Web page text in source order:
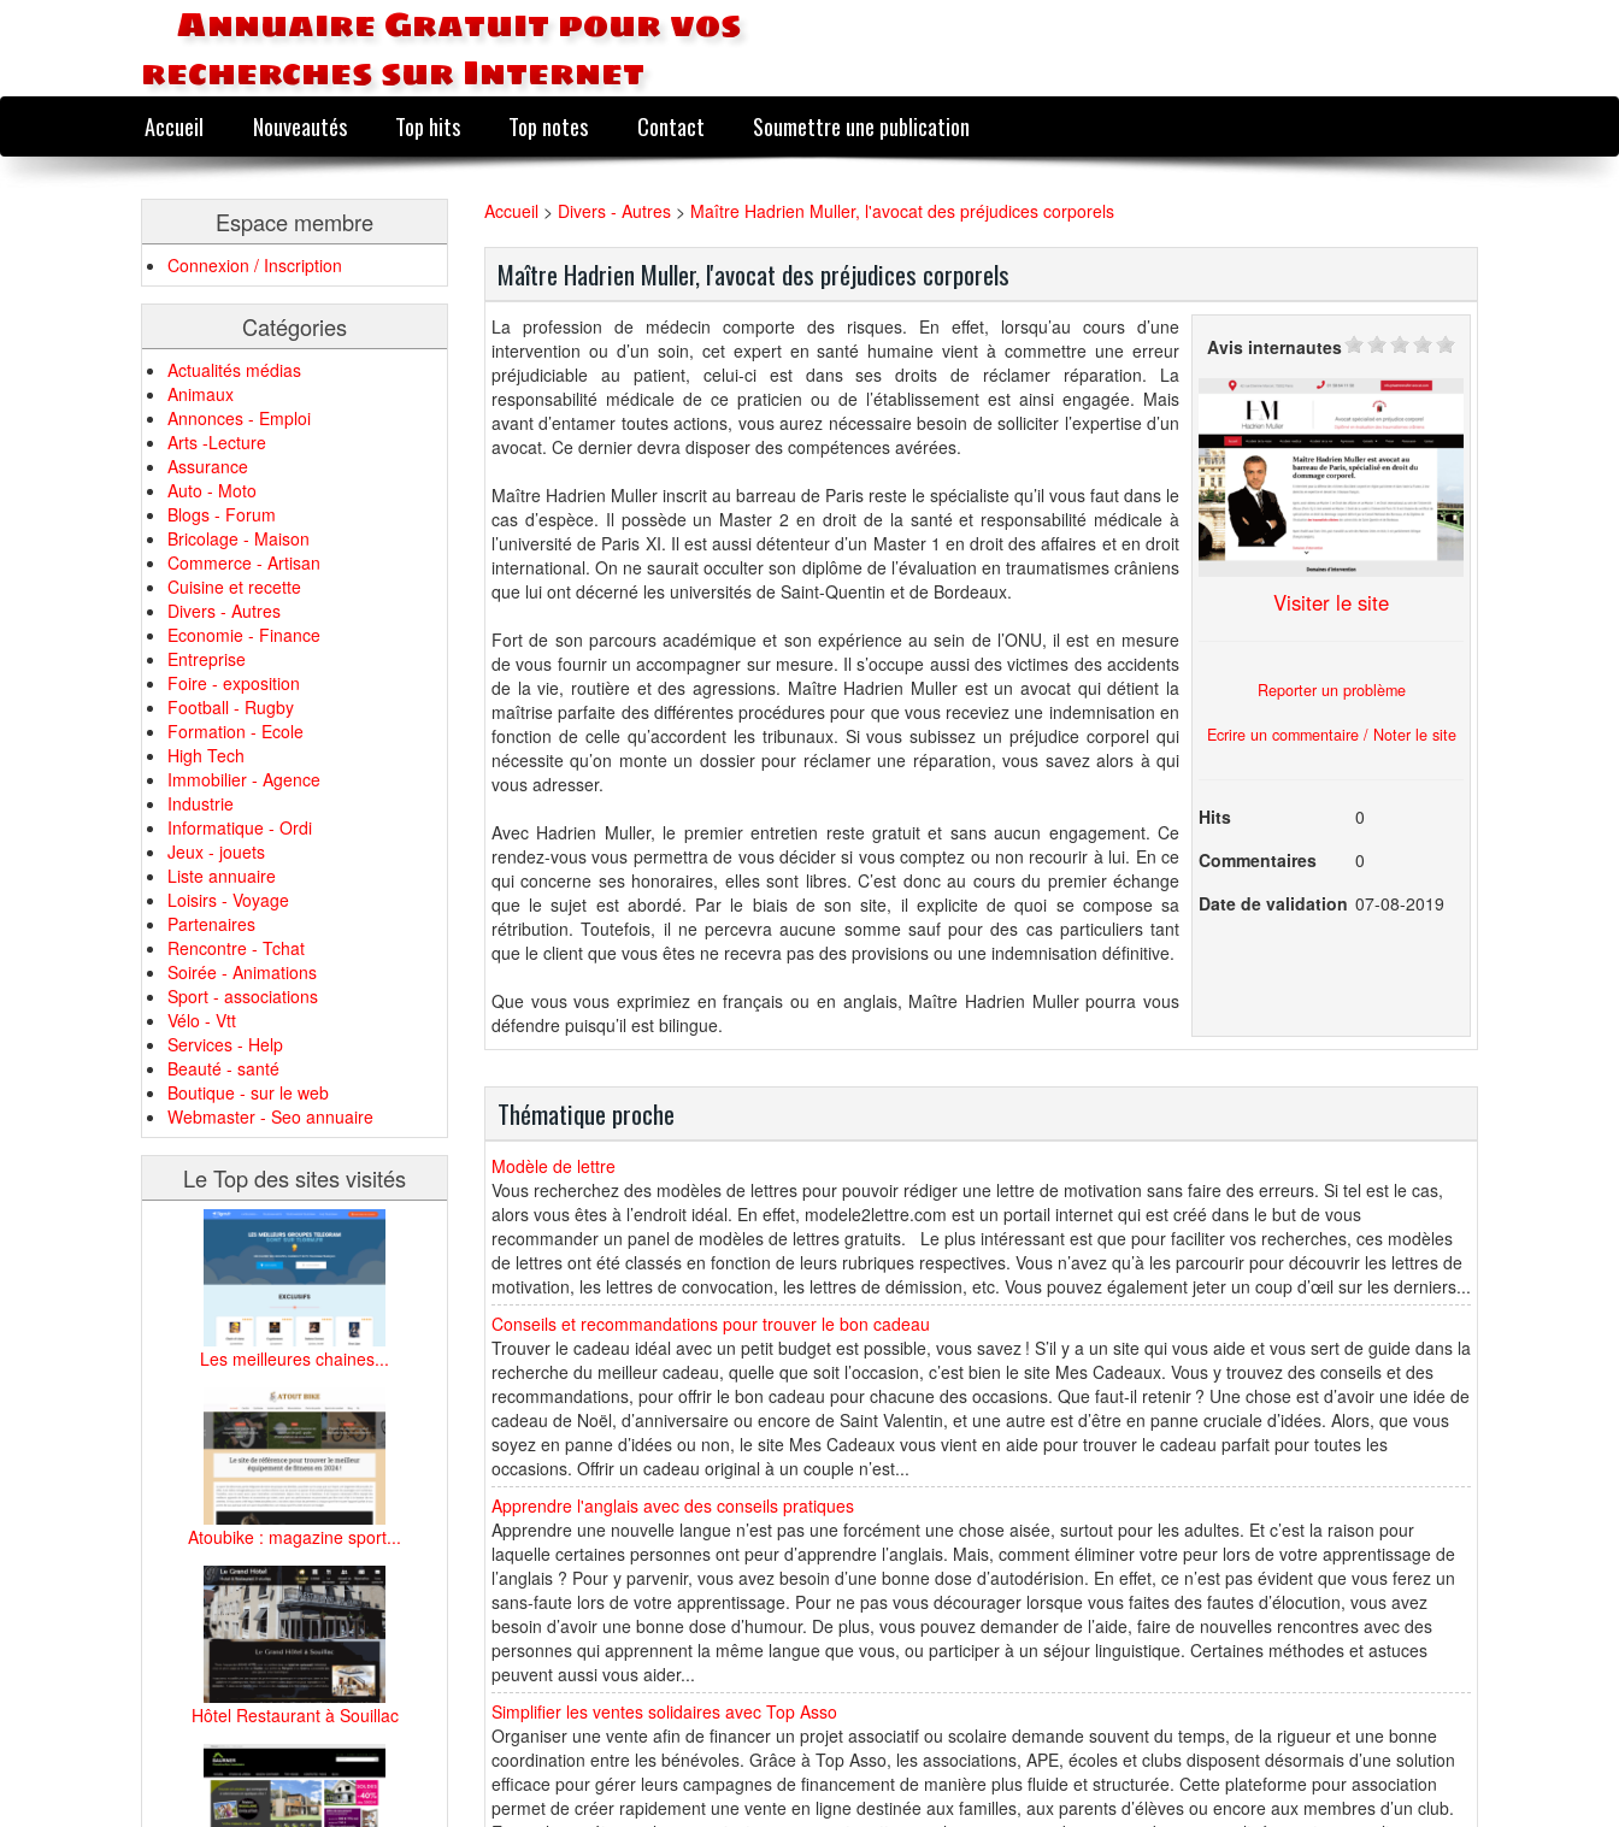
Annuaire Gratuit pour vos
recherches sur Internet
Accueil Nouveautés Top hits Top notes Contact Soumettre une publication
Espace membre
Connexion / Inscription
Catégories
Actualités médias
Animaux
Annonces - Emploi
Arts -Lecture
Assurance
Auto - Moto
Blogs - Forum
Bricolage - Maison
Commerce - Artisan
Cuisine et recette
Divers - Autres
Economie - Finance
Entreprise
Foire - exposition
Football - Rugby
Formation - Ecole
High Tech
Immobilier - Agence
Industrie
Informatique - Ordi
Jeux - jouets
Liste annuaire
Loisirs - Voyage
Partenaires
Rencontre - Tchat
Soirée - Animations
Sport - associations
Vélo - Vtt
Services - Help
Beauté - santé
Boutique - sur le web
Webmaster - Seo annuaire
Le Top des sites visités
Les meilleures chaines...
Atoubike : magazine sport...
Hôtel Restaurant à Souillac
Accueil > Divers - Autres > Maître Hadrien Muller, l'avocat des préjudices corporels
Maître Hadrien Muller, l'avocat des préjudices corporels
La profession de médecin comporte des risques. En effet, lorsqu’au cours d’une
intervention ou d’un soin, cet expert en santé humaine vient à commettre une erreur
préjudiciable au patient, celui-ci est dans ses droits de réclamer réparation. La
responsabilité médicale de ce praticien ou de l’établissement est ainsi engagée. Mais
avant d’entamer toutes actions, vous aurez nécessaire besoin de solliciter l’expertise d’un
avocat. Ce dernier devra disposer des compétences avérées.
Maître Hadrien Muller inscrit au barreau de Paris reste le spécialiste qu’il vous faut dans le
cas d’espèce. Il possède un Master 2 en droit de la santé et responsabilité médicale à
l’université de Paris XI. Il est aussi détenteur d’un Master 1 en droit des affaires et en droit
international. On ne saurait occulter son diplôme de l’évaluation en traumatismes crâniens
que lui ont décerné les universités de Saint-Quentin et de Bordeaux.
Fort de son parcours académique et son expérience au sein de l’ONU, il est en mesure
de vous fournir un accompagner sur mesure. Il s’occupe aussi des victimes des accidents
de la vie, routière et des agressions. Maître Hadrien Muller est un avocat qui détient la
maîtrise parfaite des différentes procédures pour que vous receviez une indemnisation en
fonction de celle qu’accordent les tribunaux. Si vous subissez un préjudice corporel qui
nécessite qu’on monte un dossier pour réclamer une réparation, vous savez alors à qui
vous adresser.
Avec Hadrien Muller, le premier entretien reste gratuit et sans aucun engagement. Ce
rendez-vous vous permettra de vous décider si vous comptez ou non recourir à lui. En ce
qui concerne ses honoraires, elles sont libres. C’est donc au cours du premier échange
que le sujet est abordé. Par le biais de son site, il explicite de quoi se compose sa
rétribution. Toutefois, il ne percevra aucune somme sauf pour des cas particuliers tant
que le client que vous êtes ne recevra pas des provisions ou une indemnisation définitive.
Que vous vous exprimiez en français ou en anglais, Maître Hadrien Muller pourra vous
défendre puisqu’il est bilingue.
Avis internautes
Visiter le site
Reporter un problème
Ecrire un commentaire / Noter le site
Hits
0
Commentaires
0
Date de validation 07-08-2019
Thématique proche
Modèle de lettre
Vous recherchez des modèles de lettres pour pouvoir rédiger une lettre de motivation sans faire des erreurs. Si tel est le cas,
alors vous êtes à l’endroit idéal. En effet, modele2lettre.com est un portail internet qui est créé dans le but de vous
recommander un panel de modèles de lettres gratuits. Le plus intéressant est que pour faciliter vos recherches, ces modèles
de lettres ont été classés en fonction de leurs rubriques respectives. Vous n’avez qu’à les parcourir pour découvrir les lettres de
motivation, les lettres de convocation, les lettres de démission, etc. Vous pouvez également jeter un coup d’œil sur les derniers...
Conseils et recommandations pour trouver le bon cadeau
Trouver le cadeau idéal avec un petit budget est possible, vous savez ! S’il y a un site qui vous aide et vous sert de guide dans la
recherche du meilleur cadeau, quelle que soit l’occasion, c’est bien le site Mes Cadeaux. Vous y trouvez des conseils et des
recommandations, pour offrir le bon cadeau pour chacune des occasions. Que faut-il retenir ? Une chose est d’avoir une idée de
cadeau de Noël, d’anniversaire ou encore de Saint Valentin, et une autre est d’être en panne cruciale d’idées. Alors, que vous
soyez en panne d’idées ou non, le site Mes Cadeaux vous vient en aide pour trouver le cadeau parfait pour toutes les
occasions. Offrir un cadeau original à un couple n’est...
Apprendre l'anglais avec des conseils pratiques
Apprendre une nouvelle langue n’est pas une forcément une chose aisée, surtout pour les adultes. Et c’est la raison pour
laquelle certaines personnes ont peur d’apprendre l’anglais. Mais, comment éliminer votre peur lors de votre apprentissage de
l’anglais ? Pour y parvenir, vous avez besoin d’une bonne dose d’autodérision. En effet, ce n’est pas évident que vous ferez un
sans-faute lors de votre apprentissage. Pour ne pas vous décourager lorsque vous faites des fautes d’élocution, vous avez
besoin d’avoir une bonne dose d’humour. De plus, vous pouvez demander de l’aide, faire de nouvelles rencontres avec des
personnes qui apprennent la même langue que vous, ou participer à un séjour linguistique. Certaines méthodes et astuces
peuvent aussi vous aider...
Simplifier les ventes solidaires avec Top Asso
Organiser une vente afin de financer un projet associatif ou scolaire demande souvent du temps, de la rigueur et une bonne
coordination entre les bénévoles. Grâce à Top Asso, les associations, APE, écoles et clubs disposent désormais d’une solution
efficace pour gérer leurs campagnes de financement de manière plus fluide et structurée. Cette plateforme pour association
permet de créer rapidement une vente en ligne destinée aux familles, aux parents d’élèves ou encore aux membres d’un club.